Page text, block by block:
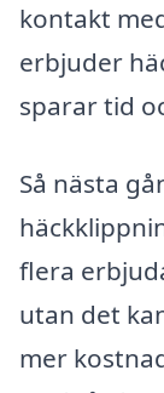
kontakt
erbjuder
sparar tid
Så nästa
flera
utan det
mer